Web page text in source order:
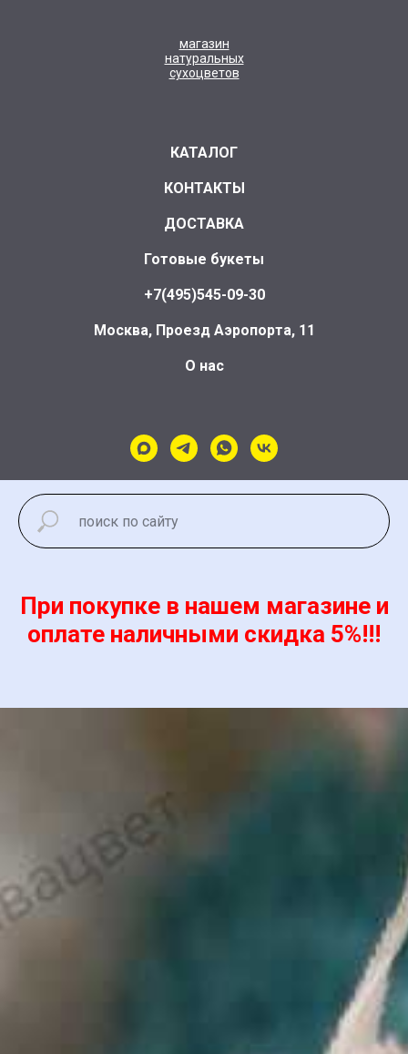
магазин
натуральных
сухоцветов
КАТАЛОГ
КОНТАКТЫ
ДОСТАВКА
Готовые букеты
+7(495)545-09-30
Москва, Проезд Аэропорта, 11
О нас
При покупке в нашем магазине и
оплате наличными скидка 5%!!!